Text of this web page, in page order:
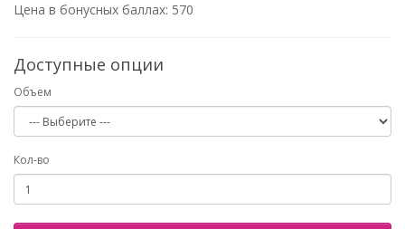
Цена в бонусных баллах: 570
Доступные опции
Объем
Кол-во